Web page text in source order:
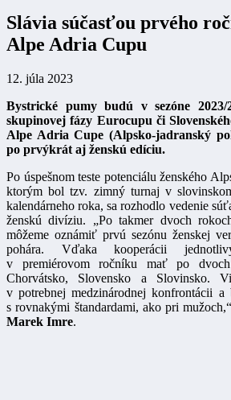
Slávia súčasťou prvého
Alpe Adria Cupu
12. júla 2023
Bystrické pumy budú v sezóne 2023/
skupinovej fázy Eurocupu či
Alpe Adria Cupe (Alpsko-jadranský
po prvýkrát aj ženskú edíciu.
Po úspešnom teste potenciálu ženského
ktorým bol tzv. zimný turnaj v
kalendárneho roka, sa rozhodlo vedenie
ženskú divíziu. „Po takmer dvoch
môžeme oznámiť prvú sezónu ženskej
pohára. Vďaka kooperácii
v premiérovom ročníku mať po dvoch
Chorvátsko, Slovensko a Slovinsko.
v potrebnej medzinárodnej konfrontácii
s rovnakými štandardami, ako pri
Marek Imre.